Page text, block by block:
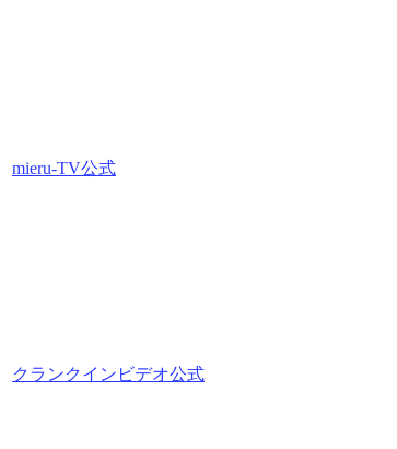
mieru-TV公式
クランクインビデオ公式